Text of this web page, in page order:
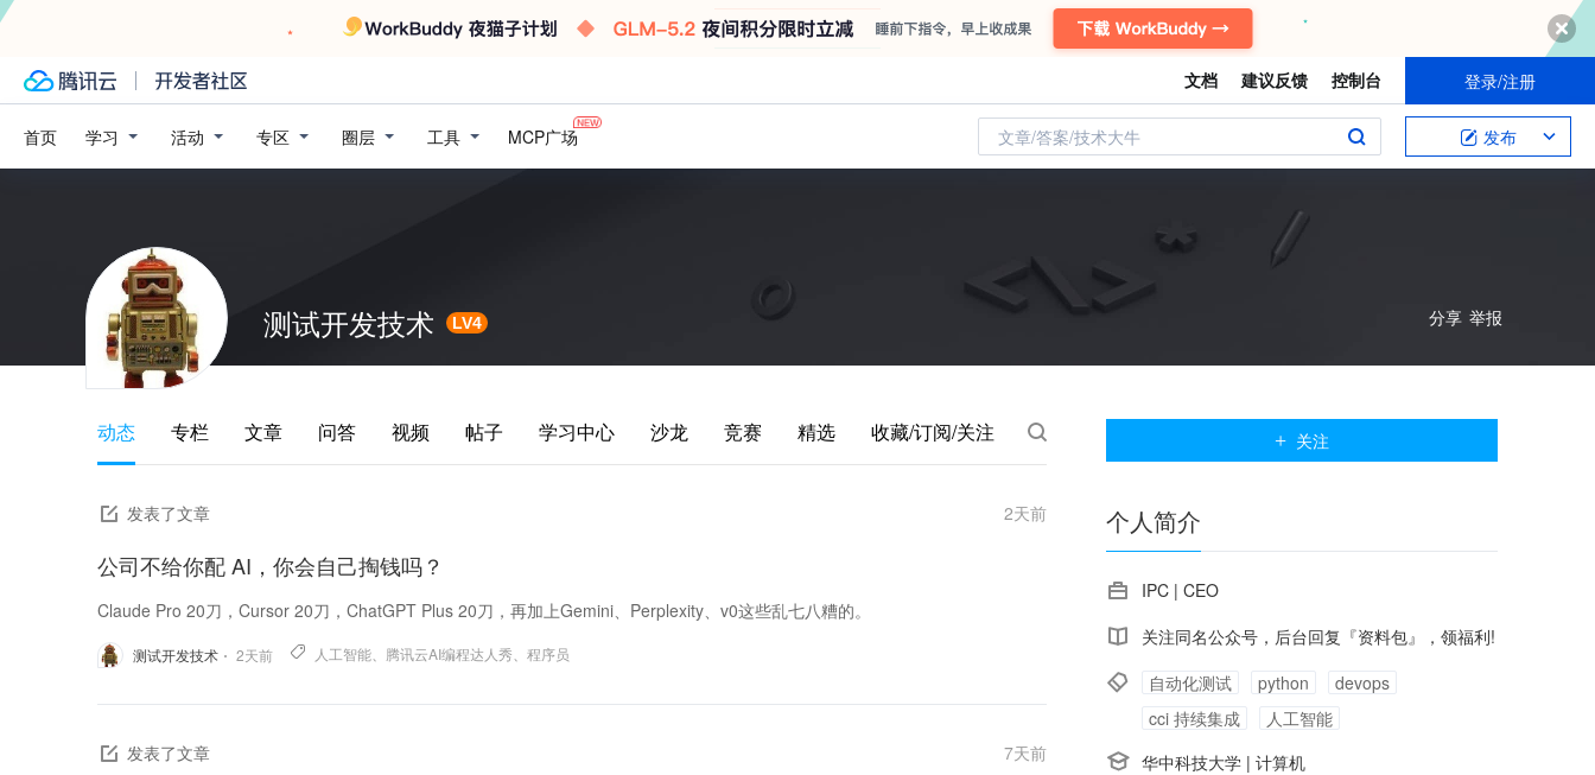
文档 建议反馈 控制台 登录/注册
首页 学习 活动 专区 圈层 工具 MCP广场 文章/答案/技术大牛 发布
测试开发技术 LV4 分享 举报
动态 专栏 文章 问答 视频 帖子 学习中心 沙龙 竞赛 精选 收藏/订阅/关注
发表了文章 2天前
公司不给你配 AI，你会自己掏钱吗？
Claude Pro 20刀，Cursor 20刀，ChatGPT Plus 20刀，再加上Gemini、Perplexity、v0这些乱七八糟的。
测试开发技术 2天前 人工智能、 腾讯云AI编程达人秀、 程序员
发表了文章 7天前
关注
个人简介
IPC | CEO
关注同名公众号，后台回复『资料包』，领福利!
自动化测试
python
devops
cci 持续集成
人工智能
华中科技大学 | 计算机